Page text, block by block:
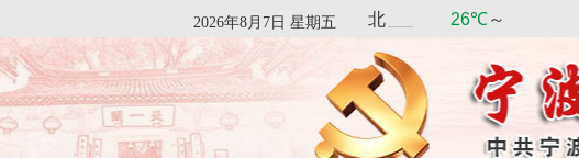
2026年8月7日 星期五